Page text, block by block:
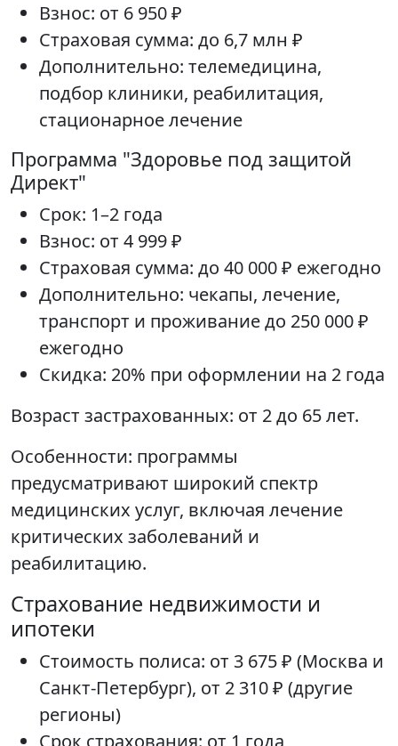
Взнос: от 6 950 ₽
Страховая сумма: до 6,7 млн ₽
Дополнительно: телемедицина,
подбор клиники, реабилитация,
стационарное лечение
Программа "Здоровье под защитой
Директ"
Срок: 1–2 года
Взнос: от 4 999 ₽
Страховая сумма: до 40 000 ₽ ежегодно
Дополнительно: чекапы, лечение,
транспорт и проживание до 250 000 ₽
ежегодно
Скидка: 20% при оформлении на 2 года
Возраст застрахованных: от 2 до 65 лет.
Особенности: программы
предусматривают широкий спектр
медицинских услуг, включая лечение
критических заболеваний и
реабилитацию.
Страхование недвижимости и
ипотеки
Стоимость полиса: от 3 675 ₽ (Москва и
Санкт-Петербург), от 2 310 ₽ (другие
регионы)